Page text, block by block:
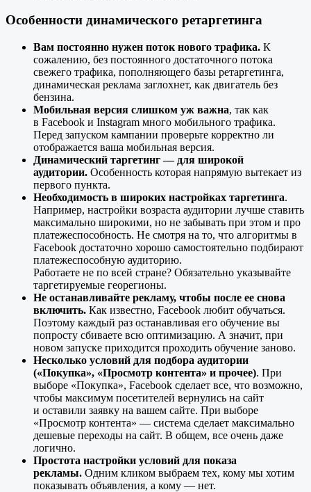
Особенности динамического ретаргетинга
Вам постоянно нужен поток нового трафика. К
сожалению, без постоянного достаточного потока
свежего трафика, пополняющего базы ретаргетинга,
динамическая реклама заглохнет, как двигатель без
бензина.
Мобильная версия слишком уж важна, так как
в Facebook и Instagram много мобильного трафика.
Перед запуском кампании проверьте корректно ли
отображается ваша мобильная версия.
Динамический таргетинг — для широкой
аудитории. Особенность которая напрямую вытекает из
первого пункта.
Необходимость в широких настройках таргетинга.
Например, настройки возраста аудитории лучше ставить
максимально широкими, но не забывать при этом и про
платежеспособность. Не смотря на то, что алгоритмы в
Facebook достаточно хорошо самостоятельно подбирают
платежеспособную аудиторию.
Работаете не по всей стране? Обязательно указывайте
таргетируемые георегионы.
Не останавливайте рекламу, чтобы после ее снова
включить. Как известно, Facebook любит обучаться.
Поэтому каждый раз останавливая его обучение вы
попросту сбиваете всю оптимизацию. А значит, при
новом запуске приходится проходить обучение заново.
Несколько условий для подбора аудитории
(«Покупка», «Просмотр контента» и прочее). При
выборе «Покупка», Facebook сделает все, что возможно,
чтобы максимум посетителей вернулись на сайт
и оставили заявку на вашем сайте. При выборе
«Просмотр контента» — система сделает максимально
дешевые переходы на сайт. В общем, все очень даже
логично.
Простота настройки условий для показа
рекламы. Одним кликом выбраем тех, кому мы хотим
показывать объявления, а кому — нет.